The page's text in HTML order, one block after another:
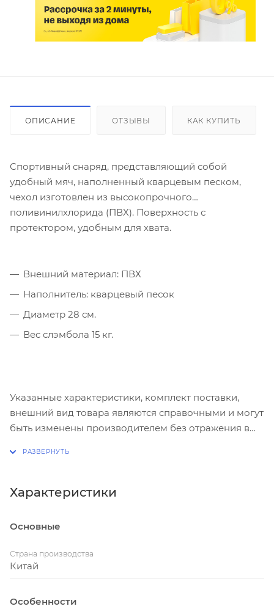
ОПИСАНИЕ ОТЗЫВЫ КАК КУПИТЬ
Спортивный снаряд, представляющий собой
удобный мяч, наполненный кварцевым песком,
чехол изготовлен из высокопрочного
поливинилхлорида (ПВХ). Поверхность с
протектором, удобным для хвата.
Внешний материал: ПВХ
Наполнитель: кварцевый песок
Диаметр 28 см.
Вес слэмбола 15 кг.
Указанные характеристики, комплект поставки,
внешний вид товара являются справочными и могут
быть изменены производителем без отражения в
Характеристики
Основные
Страна производства
Китай
Особенности